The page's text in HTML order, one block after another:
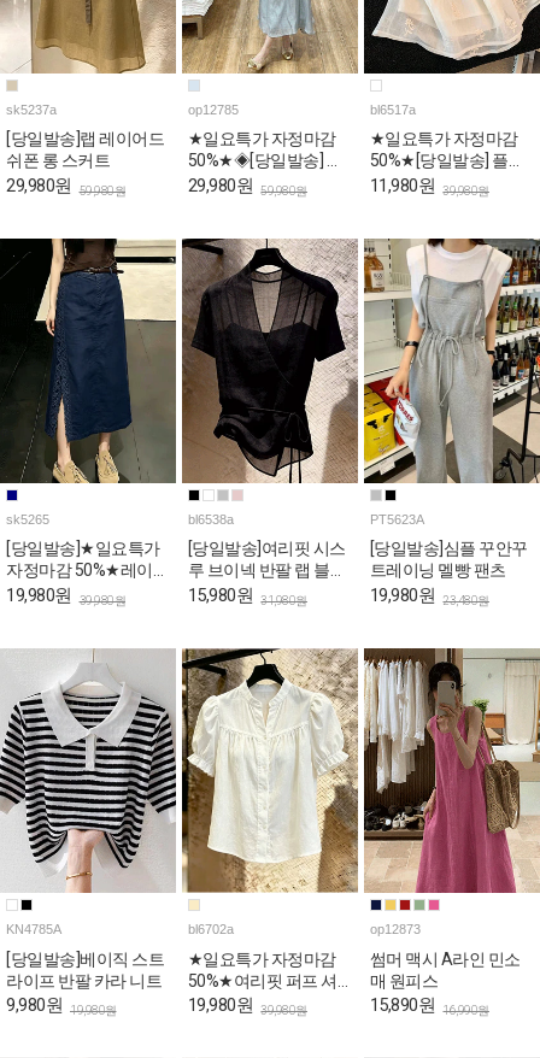
sk5237a
[당일발송]랩 레이어드
쉬폰 롱 스커트
29,980원 59,980원
op12785
★일요특가 자정마감
50%★◈[당일발송] 스
퀘어넥 스카이 퍼프 롱
29,980원 59,980원
bl6517a
★일요특가 자정마감
50%★[당일발송] 플라
워 자수 스퀘어 퍼프 페
11,980원 39,980원
sk5265
[당일발송]★일요특가
자정마감 50%★레이스
사이드 슬릿 A라인 스
19,980원 39,980원
bl6538a
[당일발송]여리핏 시스
루 브이넥 반팔 랩 블라
우스
15,980원 31,980원
PT5623A
[당일발송]심플 꾸안꾸
트레이닝 멜빵 팬츠
19,980원 23,480원
KN4785A
[당일발송]베이직 스트
라이프 반팔 카라 니트
9,980원 19,980원
bl6702a
★일요특가 자정마감
50%★여리핏 퍼프 셔
링 반소매 블라우스
19,980원 39,980원
op12873
썸머 맥시 A라인 민소
매 원피스
15,890원 16,990원